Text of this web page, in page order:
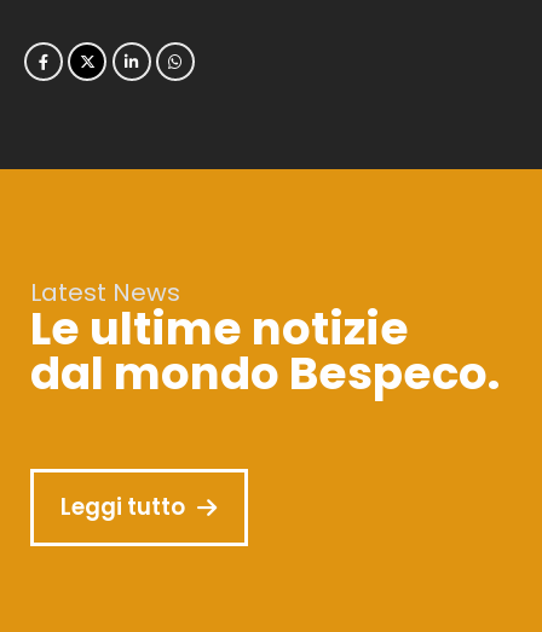
Latest News
Le ultime notizie
dal mondo Bespeco.
Leggi tutto